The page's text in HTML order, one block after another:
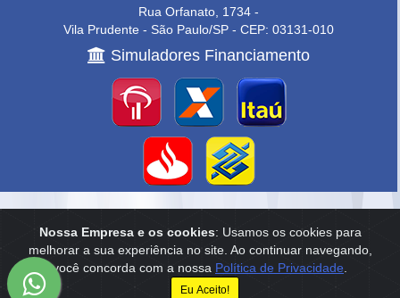
Nossa Empresa e os cookies: Usamos os cookies para
melhorar a sua experiência no site. Ao continuar navegando,
você concorda com a nossa Política de Privacidade
Eu Aceito!
Rua Orfanato, 1734 -
Vila Prudente - São Paulo/SP - CEP: 03131-010
Simuladores Financiamento
Reservamo-nos o direito de qualquer erro de digitação, assim como o
direito de alterar, a qualquer momento, sem prévio aviso, os preços e
informações anunciados.